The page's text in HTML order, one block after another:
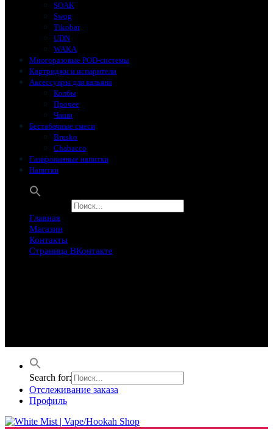
SOAK
Swog
Tikobar
UDN
WAKA
Многоразовые POD-системы
Картриджи и испарители
Аксессуары для кальяна
Колбы
Прочее
Чаши
Бестабачные смеси
Brusko
Chabacco
Газированные напитки
Напитки
Главная
Магазин
Контакты
Страница ВКонтакте
Search for:
Отслеживание заказа
Профиль